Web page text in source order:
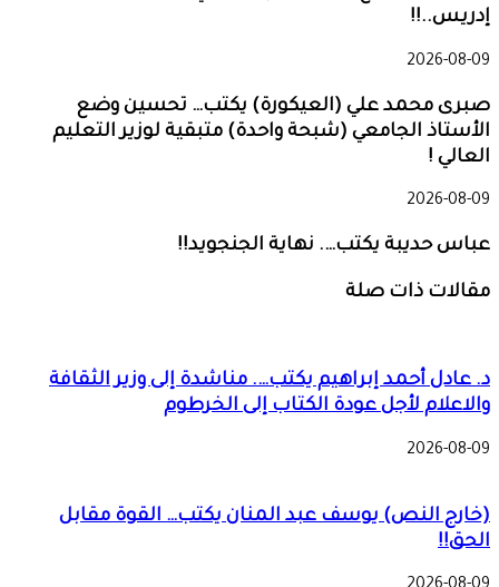
إدريس..!!
2026-08-09
صبرى محمد علي (العيكورة) يكتب… تحسين وضع
الأستاذ الجامعي (شبحة واحدة) متبقية لوزير التعليم
العالي !
2026-08-09
عباس حديبة يكتب…. نهاية الجنجويد!!
مقالات ذات صلة
د. عادل أحمد إبراهيم يكتب…. مناشدة إلى وزير الثقافة
والاعلام لأجل عودة الكتاب إلى الخرطوم
2026-08-09
(خارج النص) يوسف عبد المنان يكتب… القوة مقابل
الحق!!